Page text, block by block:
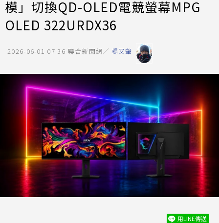
模」切換QD-OLED電競螢幕MPG
OLED 322URDX36
2026-06-01 07:36 聯合新聞網／ 楊又肇
用LINE傳送